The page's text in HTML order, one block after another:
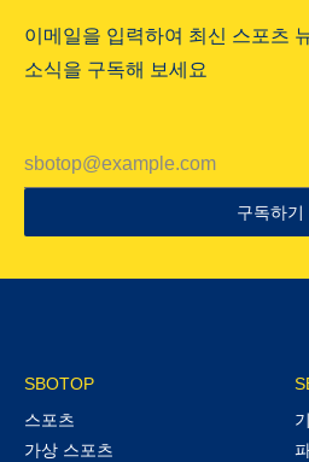
이메일을 입력하여 최신 스포츠
소식을 구독해 보세요
구독하기
SBOTOP
스포츠
가상 스포츠